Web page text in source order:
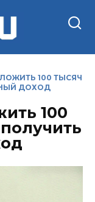
100 ТЫСЯЧ
ДОХОД
100